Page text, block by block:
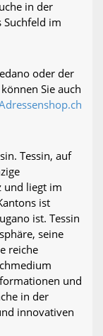
in der
Suchfeld im
oder der
Sie auch
Tessin, auf
und liegt im
ist
ist. Tessin
seine
reiche
und
in der
innovativen